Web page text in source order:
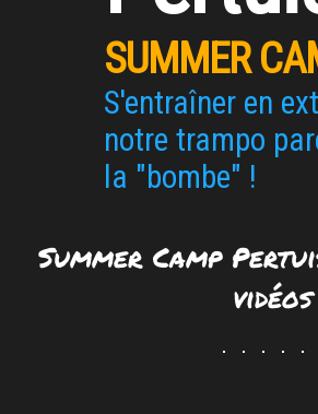
SUMMER
S'entraîner en
notre trampo
la "bombe" !
Summer Camp
vidéos